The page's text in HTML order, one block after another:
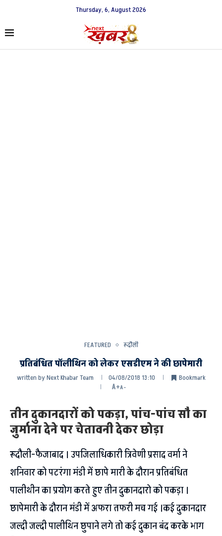
Thursday, 6, August 2026
FEATURED रूदौली
प्रतिबंधित पॉलीथिन को लेकर एसडीएम ने की छापेमारी
written byNext Khabar Team 04/08/2018 13:10
Bookmark
A+A-
तीन दुकानदारों को पकड़ा, पांच-पांच सौ का
जुर्माना देने पर चेतावनी देकर छोड़ा
रूदौली-फैजाबाद । उपजिलाधिकारी त्रिवेणी प्रसाद वर्मा ने
शनिवार को पटरंगा मंडी में छापे मारी के दौरान प्रतिबंधित
पालीथीन का प्रयोग करते हुए तीन दुकानदारो को पकड़ा ।
छापेमारी के दौरान मंडी में अफरा तफरी मच गई ।कई दुकानदार
जल्दी जल्दी पालीथिन छुपाने लगे तो कई दुकान बंद करके भाग